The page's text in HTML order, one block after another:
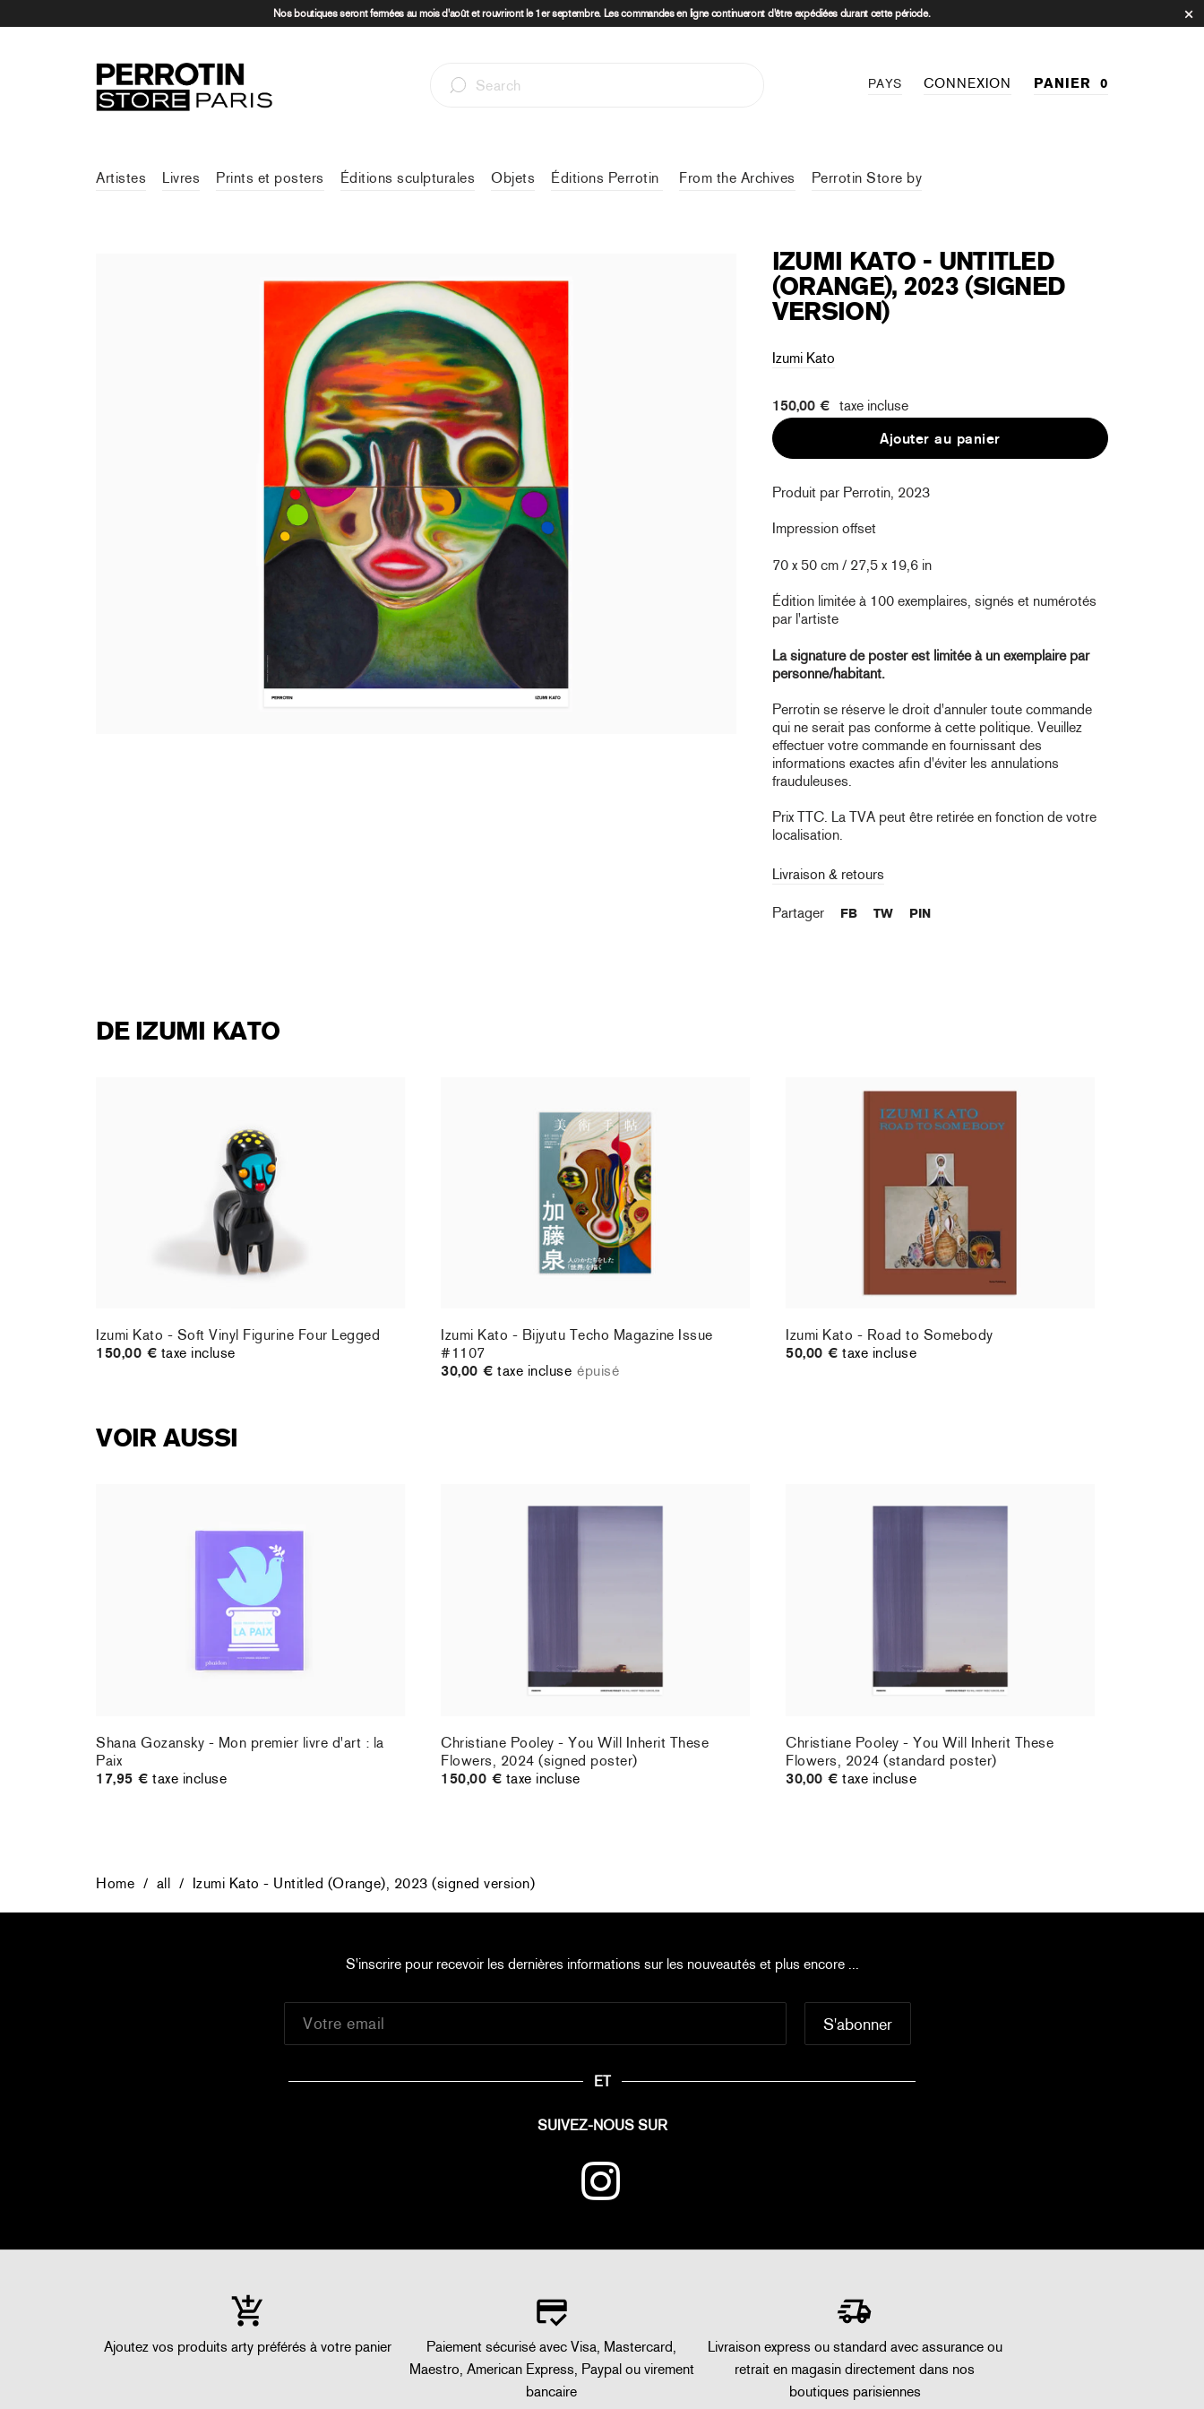
Nos boutiques seront fermées au mois d'août et rouvriront le 1er septembre. Les commandes en ligne continueront d'être expédiées durant cette période.
PAYS CONNEXION PANIER 0
Artistes Livres Prints et posters Éditions sculpturales Objets Éditions Perrotin From the Archives Perrotin Store by
IZUMI KATO - UNTITLED
(ORANGE), 2023 (SIGNED
VERSION)
Izumi Kato
150,00 € taxe incluse
Ajouter au panier
Produit par Perrotin, 2023
Impression offset
70 x 50 cm / 27,5 x 19,6 in
Édition limitée à 100 exemplaires, signés et numérotés
par l'artiste
La signature de poster est limitée à un exemplaire par
personne/habitant.
Perrotin se réserve le droit d'annuler toute commande
qui ne serait pas conforme à cette politique. Veuillez
effectuer votre commande en fournissant des
informations exactes afin d'éviter les annulations
frauduleuses.
Prix TTC. La TVA peut être retirée en fonction de votre
localisation.
Livraison & retours
Partager FB TW PIN
DE IZUMI KATO
Izumi Kato - Soft Vinyl Figurine Four Legged
150,00 € taxe incluse
taxe incluse épuisé
Izumi Kato - Bijyutu Techo Magazine Issue
#1107
30,00 € taxe incluse épuisé
Izumi Kato - Road to Somebody
taxe incluse
Izumi Kato - Road to Somebody
50,00 € taxe incluse
VOIR AUSSI
Shana Gozansky - Mon premier livre d'art : la
Paix
17,95 € taxe incluse
Christiane Pooley - You Will Inherit These
Christiane Pooley - You Will Inherit These
Flowers, 2024 (signed poster)
150,00 € taxe incluse
Christiane Pooley - You Will Inherit These
Christiane Pooley - You Will Inherit These
Flowers, 2024 (standard poster)
30,00 € taxe incluse
Home / all / Izumi Kato - Untitled (Orange), 2023 (signed version)
S'inscrire pour recevoir les dernières informations sur les nouveautés et plus encore ...
ET
SUIVEZ-NOUS SUR
Ajoutez vos produits arty préférés à votre panier
Paiement sécurisé avec Visa, Mastercard,
Maestro, American Express, Paypal ou virement
bancaire
Livraison express ou standard avec assurance ou
retrait en magasin directement dans nos
boutiques parisiennes